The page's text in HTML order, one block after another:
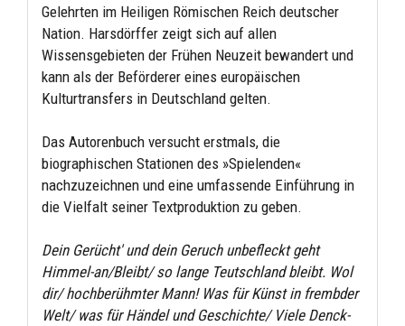
Gelehrten im Heiligen Römischen Reich deutscher
Nation. Harsdörffer zeigt sich auf allen
Wissensgebieten der Frühen Neuzeit bewandert und
kann als der Beförderer eines europäischen
Kulturtransfers in Deutschland gelten.
Das Autorenbuch versucht erstmals, die
biographischen Stationen des »Spielenden«
nachzuzeichnen und eine umfassende Einführung in
die Vielfalt seiner Textproduktion zu geben.
Dein Gerücht' und dein Geruch unbefleckt geht
Himmel-an/Bleibt/ so lange Teutschland bleibt. Wol
dir/ hochberühmter Mann! Was für Künst in frembder
Welt/ was für Händel und Geschichte/ Viele Denck-